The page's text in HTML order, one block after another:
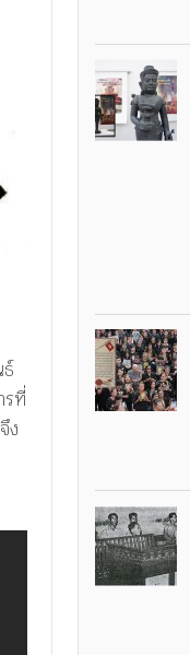
ที่
ง